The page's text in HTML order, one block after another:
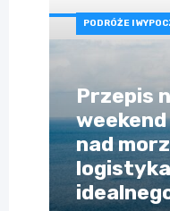
PODRÓŻE I
Przepis
nad